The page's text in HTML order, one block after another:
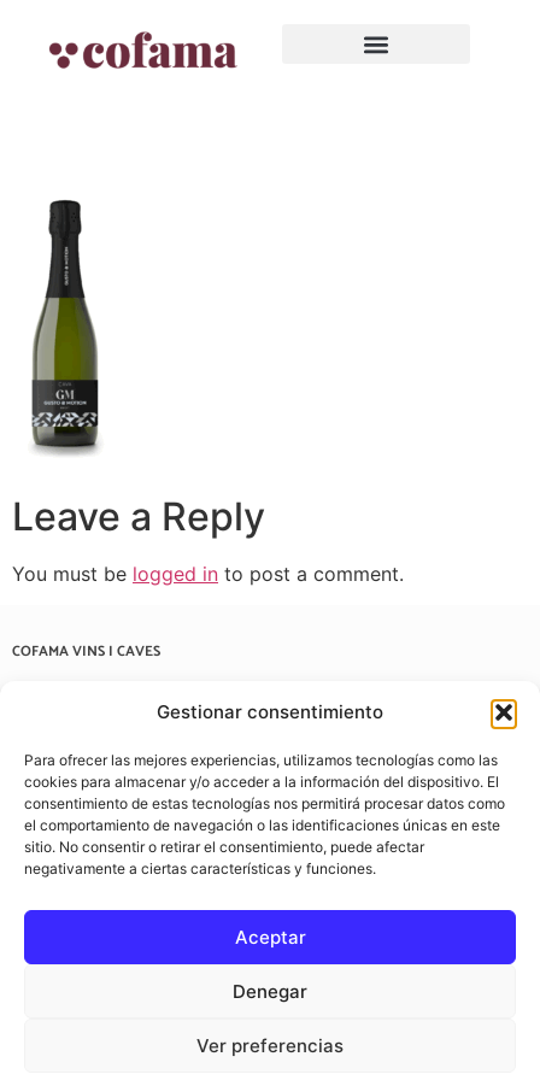
Gestionar consentimiento
Para ofrecer las mejores experiencias, utilizamos tecnologías como las
cookies para almacenar y/o acceder a la información del dispositivo. El
consentimiento de estas tecnologías nos permitirá procesar datos como
el comportamiento de navegación o las identificaciones únicas en este
sitio. No consentir o retirar el consentimiento, puede afectar
negativamente a ciertas características y funciones.
Aceptar
Denegar
Ver preferencias
Leave a Reply
You must be logged in to post a comment.
COFAMA VINS I CAVES
info@cofamavins.com